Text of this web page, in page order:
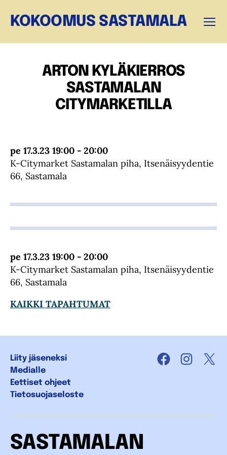
KOKOOMUS SASTAMALA
ARTON KYLÄKIERROS
SASTAMALAN
CITYMARKETILLA
pe 17.3.23 19:00 - 20:00
K-Citymarket Sastamalan piha, Itsenäisyydentie
66, Sastamala
pe 17.3.23 19:00 - 20:00
K-Citymarket Sastamalan piha, Itsenäisyydentie
66, Sastamala
KAIKKI TAPAHTUMAT
Liity jäseneksi
Medialle
Eettiset ohjeet
Tietosuojaseloste
Facebook X
SASTAMALAN